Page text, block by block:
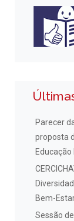
Parecer
proposta
Bem-
Sessão